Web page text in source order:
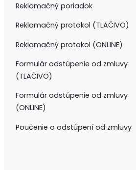
Reklamačný poriadok
Reklamačný protokol (TLAČIVO)
Reklamačný protokol (ONLINE)
Formulár odstúpenie od zmluvy
(TLAČIVO)
Formulár odstúpenie od zmluvy
(ONLINE)
Poučenie o odstúpení od zmluvy